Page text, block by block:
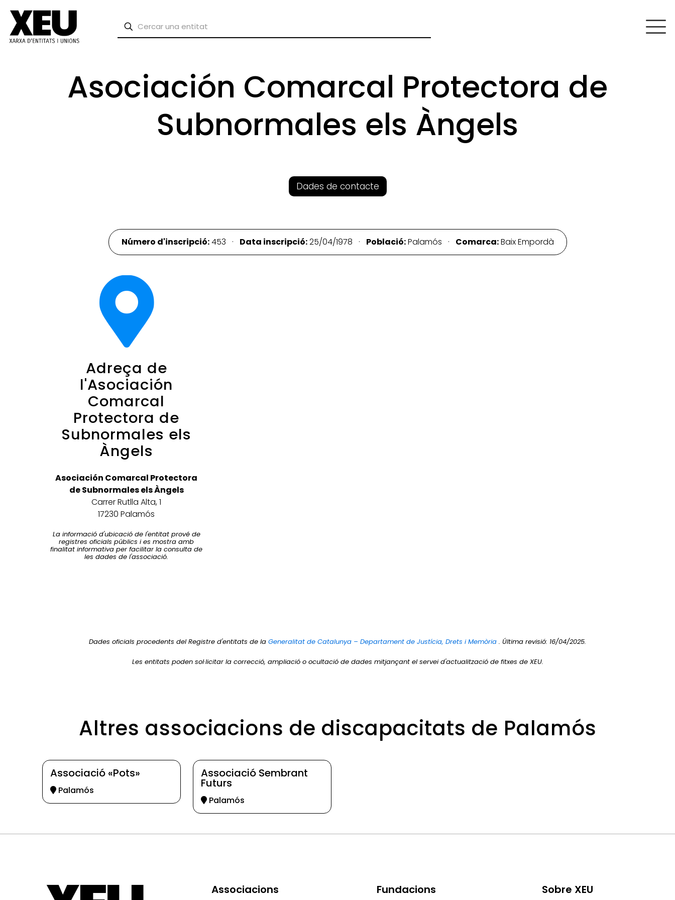
Asociación Comarcal Protectora de
Subnormales els Àngels
Dades de contacte
Número d'inscripció:453 · Data inscripció:25/04/1978 · Població:Palamós · Comarca:Baix Empordà
Adreça de
l'Asociación
Comarcal
Protectora de
Subnormales els
Àngels
Asociación Comarcal Protectora
de Subnormales els Àngels
Carrer Rutlla Alta, 1
17230 Palamós
La informació d'ubicació de l'entitat prové de
registres oficials públics i es mostra amb
finalitat informativa per facilitar la consulta de
les dades de l'associació.
Dades oficials procedents del Registre d'entitats de la Generalitat de Catalunya – Departament de Justícia, Drets i Memòria . Última revisió: 16/04/2025.
Les entitats poden sol·licitar la correcció, ampliació o ocultació de dades mitjançant el servei d'actualització de fitxes de XEU.
Altres associacions de discapacitats de Palamós
Associació «Pots»
Palamós
Associació Sembrant
Futurs
Palamós
Associacions Fundacions Sobre XEU